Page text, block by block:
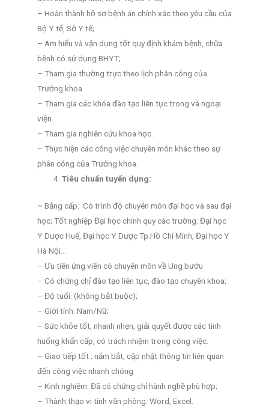
– Hoàn thành hồ sơ bệnh án chính xác theo yêu cầu của
Bộ Y tế, Sở Y tế;
– Am hiểu và vận dụng tốt quy định khám bệnh, chữa
bệnh có sử dụng BHYT;
– Tham gia thường trực theo lịch phân công của
Trưởng khoa.
– Tham gia các khóa đào tạo liên tục trong và ngoại
viện.
– Tham gia nghiên cứu khoa học.
– Thực hiện các công việc chuyên môn khác theo sự
phân công của Trưởng khoa.
Tiêu chuẩn tuyển dụng:
– Bằng cấp: Có trình độ chuyên môn đại học và sau đại
học; Tốt nghiệp Đại học chính quy các trường: Đại học
Y Dược Huế, Đại học Y Dược Tp.Hồ Chí Minh, Đại học Y
Hà Nội…
– Ưu tiên ứng viên có chuyên môn về Ung bướu
– Có chứng chỉ đào tạo liên tục, đào tạo chuyên khoa;
– Độ tuổi: (không bắt buộc);
– Giới tính: Nam/Nữ;
– Sức khỏe tốt, nhanh nhẹn, giải quyết được các tình
huống khẩn cấp, có trách nhiệm trong công việc.
– Giao tiếp tốt ; nắm bắt, cập nhật thông tin liên quan
đến công việc nhanh chóng
– Kinh nghiệm: Đã có chứng chỉ hành nghề phù hợp;
– Thành thạo vi tính văn phòng: Word, Excel.